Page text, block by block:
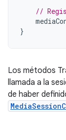
//
}
Los métodos
llamada a la
de haber